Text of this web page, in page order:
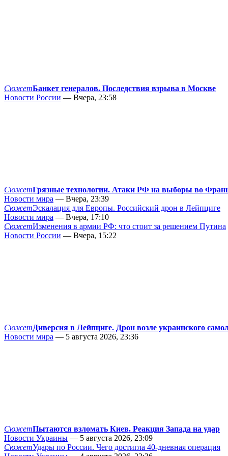
СюжетБанкет генералов. Последствия взрыва в Москве
Новости России — Вчера, 23:58
СюжетГрязные технологии. Атаки РФ на выборы во
Новости мира — Вчера, 23:39
СюжетЭскалация для Европы. Российский дрон в Лейпциге
Новости мира — Вчера, 17:10
СюжетИзменения в армии РФ: что стоит за решением Путина
Новости России — Вчера, 15:22
СюжетДиверсия в Лейпциге. Дрон возле украинского
Новости мира — 5 августа 2026, 23:36
СюжетПытаются взломать Киев. Реакция Запада на удар
Новости Украины — 5 августа 2026, 23:09
СюжетУдары по России. Чего достигла 40-дневная операция